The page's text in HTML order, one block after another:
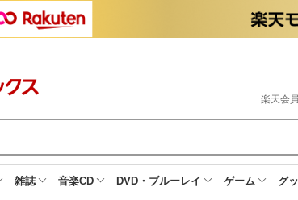
楽天会
雑誌 音楽CD DVD・ブルーレイ ゲーム グ